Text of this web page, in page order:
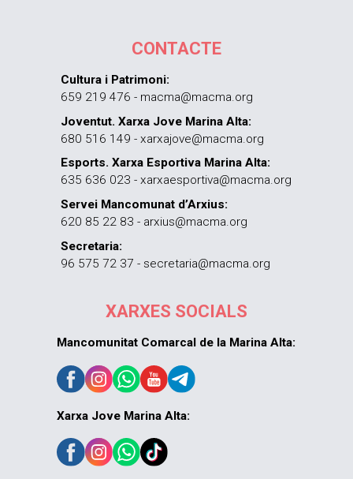
CONTACTE
Cultura i Patrimoni:
659 219 476 - macma@macma.org
Joventut. Xarxa Jove Marina Alta:
680 516 149 - xarxajove@macma.org
Esports. Xarxa Esportiva Marina Alta:
635 636 023 - xarxaesportiva@macma.org
Servei Mancomunat d’Arxius:
620 85 22 83 - arxius@macma.org
Secretaria:
96 575 72 37 - secretaria@macma.org
XARXES SOCIALS
Mancomunitat Comarcal de la Marina Alta:
Xarxa Jove Marina Alta: